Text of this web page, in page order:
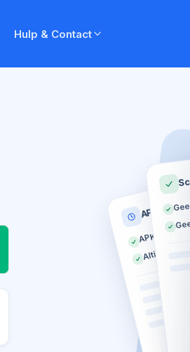
Hulp & Contact
APK
APK geldig
Altijd op